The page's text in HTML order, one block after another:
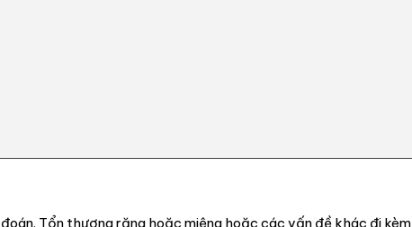
Tổn thương răng hoặc miệng hoặc các vấn đề khác đi kèm